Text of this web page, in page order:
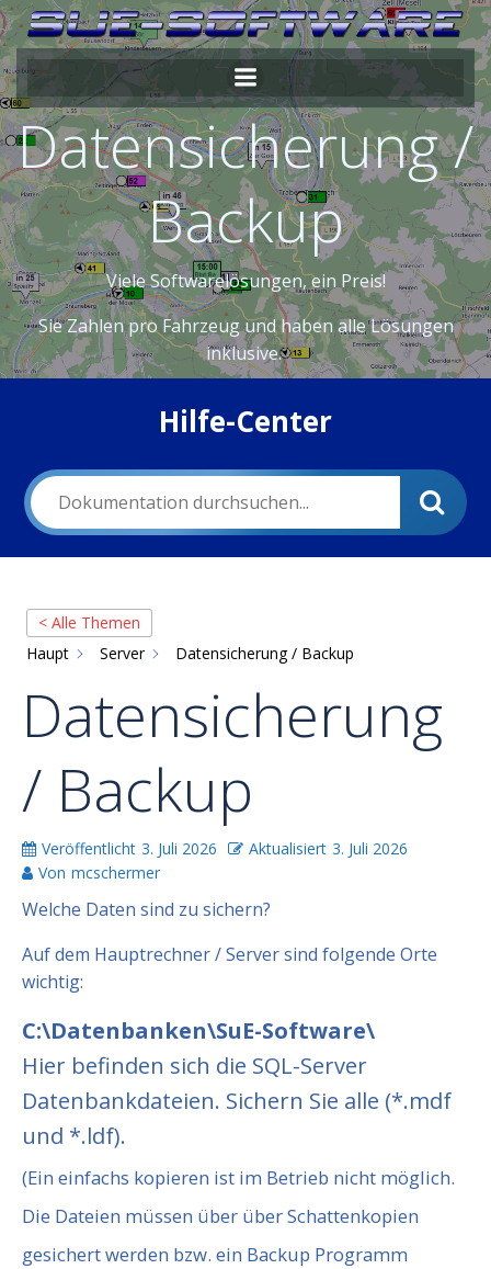
Zum
Inhalt
springen
Datensicherung /
Backup
Viele Softwarelösungen, ein Preis!
Sie Zahlen pro Fahrzeug und haben alle Lösungen
inklusive.
Hilfe-Center
< Alle Themen
Haupt
Server Datensicherung / Backup
Datensicherung
/ Backup
Veröffentlicht 3. Juli 2026 Aktualisiert 3. Juli 2026
Von mcschermer
Welche Daten sind zu sichern?
Auf dem Hauptrechner / Server sind folgende Orte
wichtig:
C:\Datenbanken\SuE-Software\
Hier befinden sich die SQL-Server
Datenbankdateien. Sichern Sie alle (*.mdf
und *.ldf).
(Ein einfachs kopieren ist im Betrieb nicht möglich.
Die Dateien müssen über über Schattenkopien
gesichert werden bzw. ein Backup Programm